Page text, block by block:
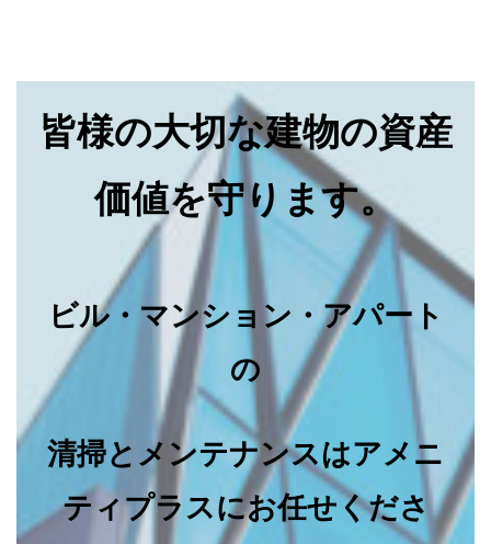
皆様の大切な建物の資産
価値を守ります。
ビル・マンション・アパート
の
清掃とメンテナンスはアメニ
ティプラスにお任せくださ